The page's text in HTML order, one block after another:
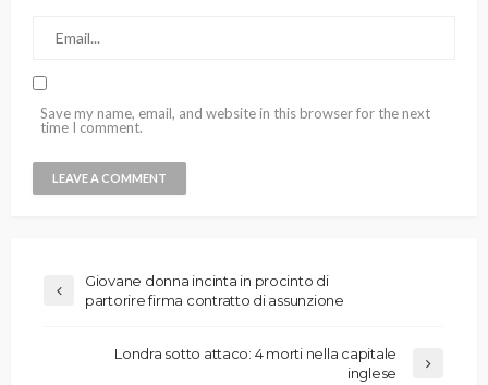
Save my name, email, and website in this browser for the next
time I comment.
Giovane donna incinta in procinto di
partorire firma contratto di assunzione
Londra sotto attaco: 4 morti nella capitale
inglese